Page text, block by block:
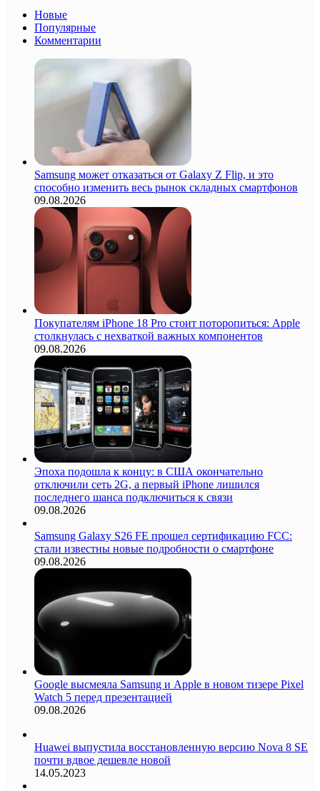
Новые
Популярные
Комментарии
Samsung может отказаться от Galaxy Z Flip, и это
способно изменить весь рынок складных смартфонов
09.08.2026
Покупателям iPhone 18 Pro стоит поторопиться: Apple
столкнулась с нехваткой важных компонентов
09.08.2026
Эпоха подошла к концу: в США окончательно
отключили сеть 2G, а первый iPhone лишился
последнего шанса подключиться к связи
09.08.2026
Samsung Galaxy S26 FE прошел сертификацию FCC:
стали известны новые подробности о смартфоне
09.08.2026
Google высмеяла Samsung и Apple в новом тизере Pixel
Watch 5 перед презентацией
09.08.2026
Huawei выпустила восстановленную версию Nova 8 SE
почти вдвое дешевле новой
14.05.2023